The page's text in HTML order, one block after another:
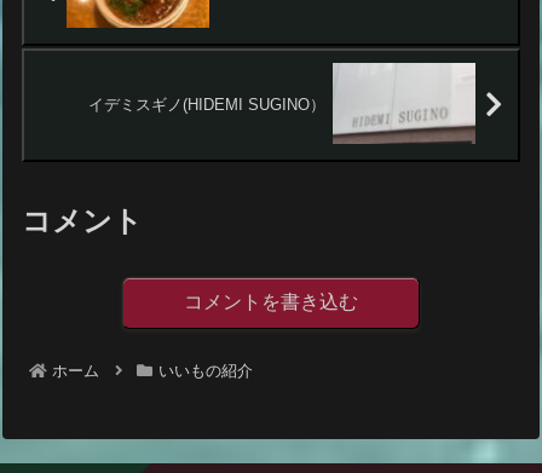
イデミスギノ(HIDEMI SUGINO）
コメント
コメントを書き込む
ホーム いいもの紹介